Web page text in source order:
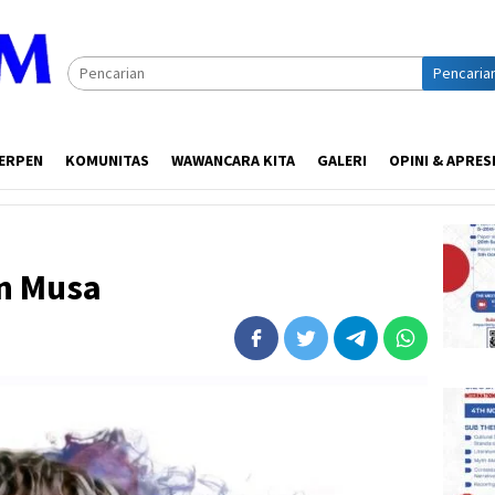
KOMUNITAS WAWANCARA KITA GALERI OPINI &
Musa